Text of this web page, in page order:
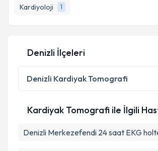
Kardiyoloji
1
Denizli İlçeleri
Denizli Kardiyak Tomografi
Kardiyak Tomografi ile İlgili
Denizli Merkezefendi 24 saat EKG